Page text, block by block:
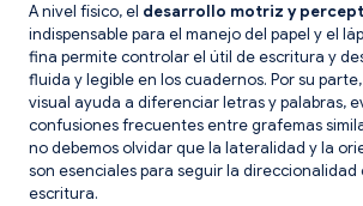
A nivel físico, el desarrollo motriz y
indispensable para el manejo del papel y el
fina permite controlar el útil de escritura y
fluida y legible en los cuadernos. Por su
visual ayuda a diferenciar letras y palabras,
confusiones frecuentes entre grafemas
no debemos olvidar que la lateralidad y la
son esenciales para seguir la
escritura.